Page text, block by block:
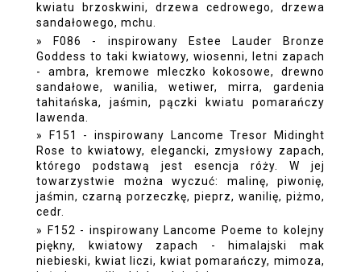
kwiatu brzoskwini, drzewa cedrowego, drzewa
sandałowego, mchu.
F086 - inspirowany Estee Lauder Bronze
Goddess to taki kwiatowy, wiosenni, letni zapach
- ambra, kremowe mleczko kokosowe, drewno
sandałowe, wanilia, wetiwer, mirra, gardenia
tahitańska, jaśmin, pączki kwiatu pomarańczy
lawenda.
F151 - inspirowany Lancome Tresor Midinght
Rose to kwiatowy, elegancki, zmysłowy zapach,
którego podstawą jest esencja róży. W jej
towarzystwie można wyczuć: malinę, piwonię,
jaśmin, czarną porzeczkę, pieprz, wanilię, piżmo,
cedr.
F152 - inspirowany Lancome Poeme to kolejny
piękny, kwiatowy zapach - himalajski mak
niebieski, kwiat liczi, kwiat pomarańczy, mimoza,